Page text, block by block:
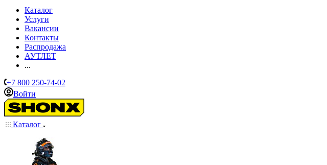
Каталог
Услуги
Вакансии
Контакты
Распродажа
АУТЛЕТ
...
+7 800 250-74-02
Войти
Каталог